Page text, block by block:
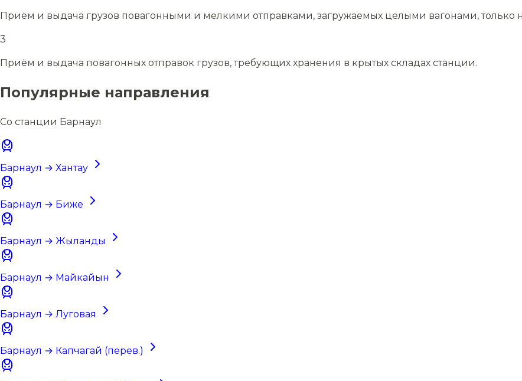
Приём и выдача грузов повагонными и мелкими отправками, загружаемых целыми вагонами, только
3
Приём и выдача повагонных отправок грузов, требующих хранения в крытых складах станции.
Популярные направления
Со станции Барнаул
Барнаул → Хантау
Барнаул → Биже
Барнаул → Жыланды
Барнаул → Майкайын
Барнаул → Луговая
Барнаул → Капчагай (перев.)